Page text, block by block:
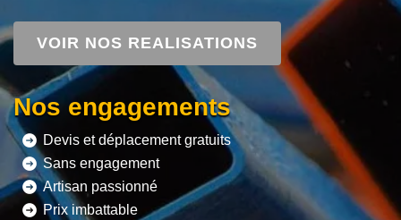
VOIR NOS REALISATIONS
Nos engagements
Devis et déplacement gratuits
Sans engagement
Artisan passionné
Prix imbattable